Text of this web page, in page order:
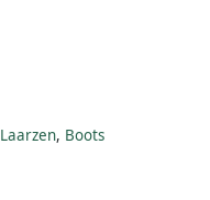
Laarzen, Boots